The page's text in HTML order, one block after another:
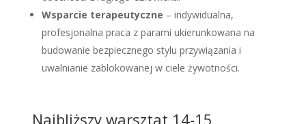
Wsparcie terapeutyczne – indywidualna,
profesjonalna praca z parami ukierunkowana na
budowanie bezpiecznego stylu przywiązania i
uwalnianie zablokowanej w ciele żywotności.
Najbliższy warsztat 14-15